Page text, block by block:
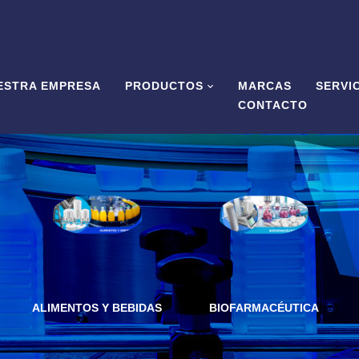
EMPRESA PRODUCTOS MARCAS
CONTACTO
ALIMENTOS Y BEBIDAS BIOFARMACÉUTICA